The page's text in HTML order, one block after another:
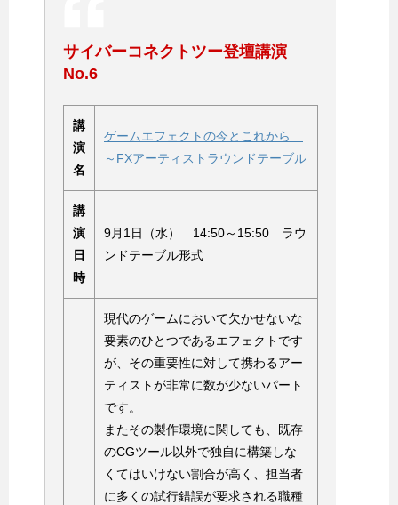
サイバーコネクトツー登壇講演
No.6
講
演
名
ゲームエフェクトの今とこれから
～FXアーティストラウンドテーブル
講
演
日
時
9月1日（水） 14:50～15:50 ラウ
ンドテーブル形式
現代のゲームにおいて欠かせないな
要素のひとつであるエフェクトです
が、その重要性に対して携わるアー
ティストが非常に数が少ないパート
です。
またその製作環境に関しても、既存
のCGツール以外で独自に構築しな
くてはいけない割合が高く、担当者
に多くの試行錯誤が要求される職種